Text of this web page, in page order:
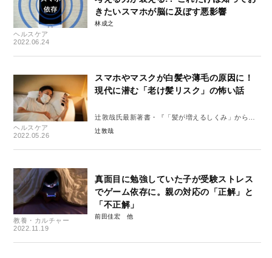
ヘルスケア
2022.06.24
きたいスマホが脳に及ぼす悪影響
林成之
ヘルスケア
2022.05.26
スマホやマスクが白髪や薄毛の原因に！
現代に潜む「老け髪リスク」の怖い話
辻敦哉氏最新著書・『「髪が増えるしくみ」から考
案 頭皮が蘇るすごいマッサージ』から抜粋
辻敦哉
教養・カルチャー
2022.11.19
真面目に勉強していた子が受験ストレス
でゲーム依存に。親の対応の「正解」と
「不正解」
前田佳宏